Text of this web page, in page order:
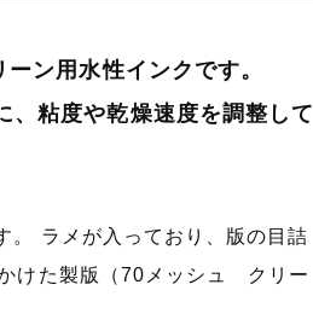
ン用水性インクです。
、粘度や乾燥速度を調整して
。 ラメが入っており、版の目詰
けた製版（70メッシュ クリー